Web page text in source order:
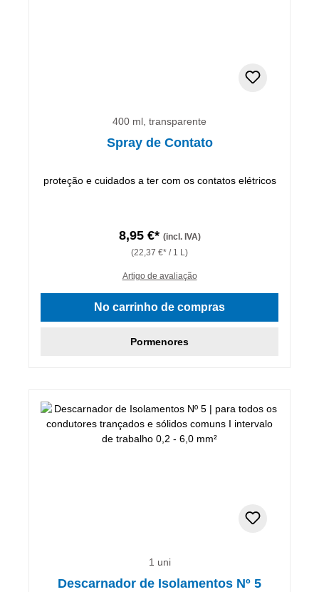
400 ml, transparente
Spray de Contato
proteção e cuidados a ter com os contatos elétricos
8,95 €* (incl. IVA)
(22,37 €* / 1 L)
Artigo de avaliação
No carrinho de compras
Pormenores
1 uni
Descarnador de Isolamentos Nº 5